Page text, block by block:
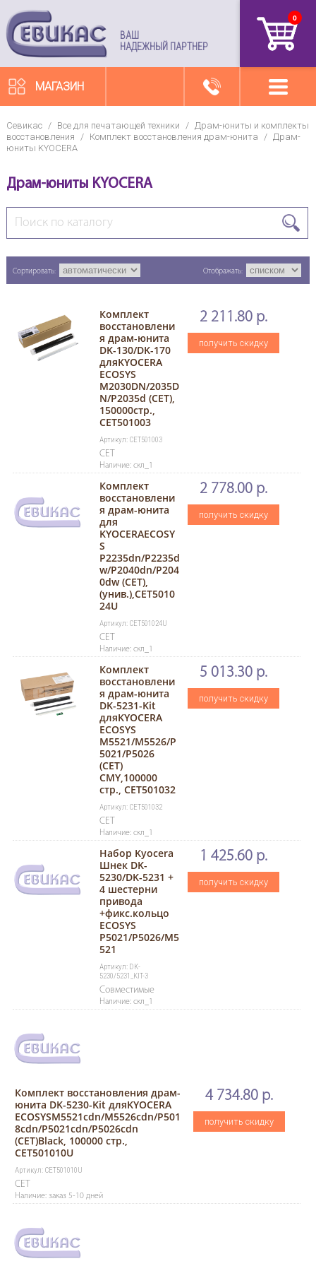
ВАШ
НАДЕЖНЫЙ ПАРТНЕР
0
МАГАЗИН
Севикас / Все для печатающей техники / Драм-юниты и комплекты
восстановления / Комплект восстановления драм-юнита / Драм-
юниты KYOCERA
Драм-юниты KYOCERA
Сортировать: Отображать:
Комплект
восстановлени
я драм-юнита
DK-130/DK-170
дляKYOCERA
ECOSYS
M2030DN/2035D
N/P2035d (CET),
150000стр.,
CET501003
Артикул: CET501003
CET
Наличие: скл_1
2 211.80 р.
получить скидку
Комплект
восстановлени
я драм-юнита
для
KYOCERAECOSY
S
P2235dn/P2235d
w/P2040dn/P204
0dw (CET),
(унив.),CET5010
24U
Артикул: CET501024U
CET
Наличие: скл_1
2 778.00 р.
получить скидку
Комплект
восстановлени
я драм-юнита
DK-5231-Kit
дляKYOCERA
ECOSYS
M5521/M5526/P
5021/P5026
(CET)
CMY,100000
стр., CET501032
Артикул: CET501032
CET
Наличие: скл_1
5 013.30 р.
получить скидку
Набор Kyocera
Шнек DK-
5230/DK-5231 +
4 шестерни
привода
+фикс.кольцо
ECOSYS
P5021/P5026/M5
521
Артикул: DK-
5230/5231_KIT-3
Совместимые
Наличие: скл_1
1 425.60 р.
получить скидку
Комплект восстановления драм-
юнита DK-5230-Kit дляKYOCERA
ECOSYSM5521cdn/M5526cdn/P501
8cdn/P5021cdn/P5026cdn
(CET)Black, 100000 стр.,
CET501010U
Артикул: CET501010U
CET
Наличие: заказ 5-10 дней
4 734.80 р.
получить скидку